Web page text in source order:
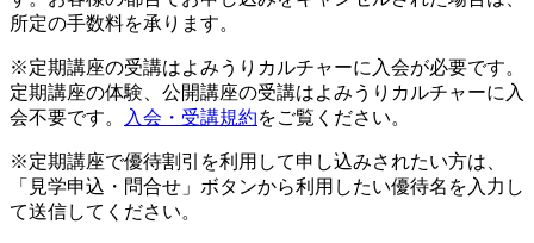
所定の手数料を承ります。
※定期講座の受講はよみうりカルチャーに入会が必要です。
定期講座の体験、公開講座の受講はよみうりカルチャーに入
会不要です。
入会・受講規約をご覧ください。
※定期講座で優待割引を利用して申し込みされたい方は、
「見学申込・問合せ」ボタンから利用したい優待名を入力し
て送信してください。